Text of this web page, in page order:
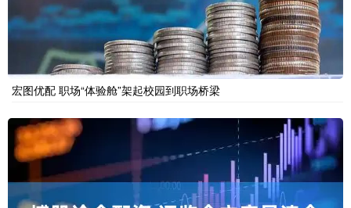
宏图优配 职场“体验舱”架起校园到职场桥梁